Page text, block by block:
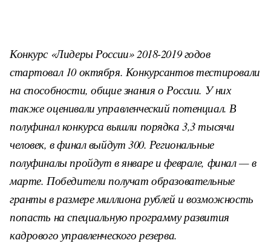
Конкурс «Лидеры России» 2018-2019 годов
стартовал 10 октября. Конкурсантов тестировали
на способности, общие знания о России. У них
также оценивали управленческий потенциал. В
полуфинал конкурса вышли порядка 3,3 тысячи
человек, в финал выйдут 300. Региональные
полуфиналы пройдут в январе и феврале, финал — в
марте. Победители получат образовательные
гранты в размере миллиона рублей и возможность
попасть на специальную программу развития
кадрового управленческого резерва.